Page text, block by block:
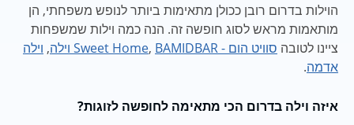
הוילות בדרום רובן ככולן מתאימות ביותר לנופש משפחתי, הן
מותאמות מראש לסוג חופשה זה. הנה כמה וילות שמשפחות
ציינו לטובה סוויט הום - Sweet Home , BAMIDBAR וילה , וילה
אדמה.
איזה וילה בדרום הכי מתאימה לחופשה לזוגות?